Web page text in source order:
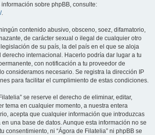
sobre phpBB, consulte:
.
contenido abusivo, obsceno, soez, difamatorio,
de carácter sexual o ilegal de cualquier otro
de su país, la del país en el que se aloja
derecho internacional. Hacerlo podría dar lugar a tu
con notificación a tu proveedor de
consideramos necesario. Se registra la dirección IP
para facilitar el cumplimiento de estas condiciones.
se reserve el derecho de eliminar, editar,
tema en cualquier momento, a nuestra entera
acepta que cualquier información que introduzcas
una base de datos. Aunque esta información no se
consentimiento, ni “Ágora de Filatelia” ni phpBB se